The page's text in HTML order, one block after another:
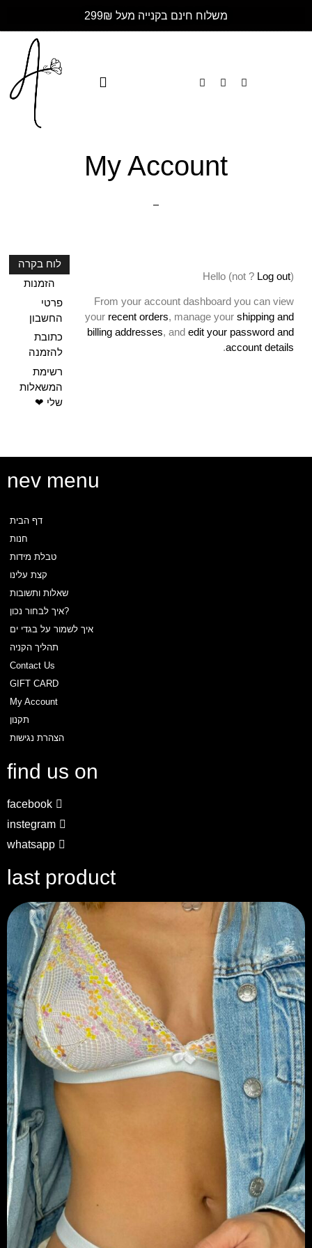
משלוח חינם בקנייה מעל 299₪
My Account
לוח בקרה
הזמנות
פרטי
החשבון
כתובת
להזמנה
רשימת
המשאלות
שלי ❤
Hello (not ? Log out)
From your account dashboard you can view
your recent orders, manage your shipping and
billing addresses, and edit your password and
account details
.
nev menu
דף הבית
חנות
טבלת מידות
קצת עלינו
שאלות ותשובות
איך לבחור נכון?
איך לשמור על בגדי ים
תהליך הקניה
Contact Us
GIFT CARD
My Account
תקנון
הצהרת נגישות
find us on
facebook
instegram
whatsapp
last product
לאתר
דף הבית
Contact Us